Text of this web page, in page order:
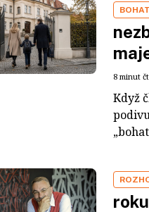
8 minut
Když